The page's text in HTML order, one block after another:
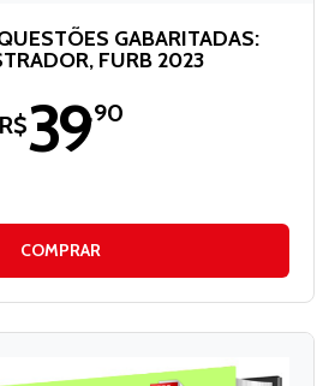
GABARITADAS:
FURB 2023
R$39,90
COMPRAR